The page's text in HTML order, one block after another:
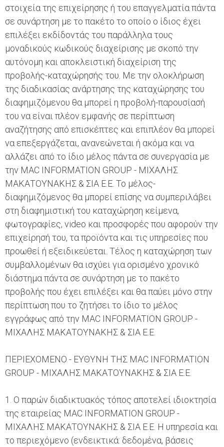
στοιχεία της επιχείρησης ή του επαγγελματία πάντα
σε συνάρτηση με το πακέτο το οποίο ο ίδιος έχει
επιλέξει εκδίδοντάς του παράλληλα τους
μοναδικούς κωδικούς διαχείρισης με σκοπό την
αυτόνομη και αποκλειστική διαχείριση της
προβολής-καταχώρησής του. Με την ολοκλήρωση
της διαδικασίας ανάρτησης της καταχώρησης του
διαφημιζόμενου θα μπορεί η προβολή-παρουσίασή
του να είναι πλέον εμφανής σε περίπτωση
αναζήτησης από επισκέπτες και επιπλέον θα μπορεί
να επεξεργάζεται, ανανεώνεται ή ακόμα και να
αλλάζει από το ίδιο μέλος πάντα σε συνεργασία με
την MAC INFORMATION GROUP - ΜΙΧΑΛΗΣ
ΜΑΚΑΤΟΥΝΑΚΗΣ & ΣΙΑ Ε.Ε. Το μέλος-
διαφημιζόμενος θα μπορεί επίσης να συμπεριλάβει
στη διαφημιστική του καταχώρηση κείμενα,
φωτογραφίες, video και προσφορές που αφορούν την
επιχείρησή του, τα προϊόντα και τις υπηρεσίες που
προωθεί ή εξειδικεύεται. Τέλος η καταχώρηση των
συμβαλλομένων θα ισχύει για ορισμένο χρονικό
διάστημα πάντα σε συνάρτηση με το πακέτο
προβολής που έχει επιλέξει και θα παύει μόνο στην
περίπτωση που το ζητήσει το ίδιο το μέλος
εγγράφως από την MAC INFORMATION GROUP -
ΜΙΧΑΛΗΣ ΜΑΚΑΤΟΥΝΑΚΗΣ & ΣΙΑ Ε.Ε.
ΠΕΡΙΕΧΟΜΕΝΟ - ΕΥΘΥΝΗ ΤΗΣ MAC INFORMATION
GROUP - ΜΙΧΑΛΗΣ ΜΑΚΑΤΟΥΝΑΚΗΣ & ΣΙΑ Ε.Ε.
1. Ο παρών διαδικτυακός τόπος αποτελεί ιδιοκτησία
της εταιρείας MAC INFORMATION GROUP -
ΜΙΧΑΛΗΣ ΜΑΚΑΤΟΥΝΑΚΗΣ & ΣΙΑ Ε.Ε. Η υπηρεσία και
το περιεχόμενο (ενδεικτικά: δεδομένα, βάσεις